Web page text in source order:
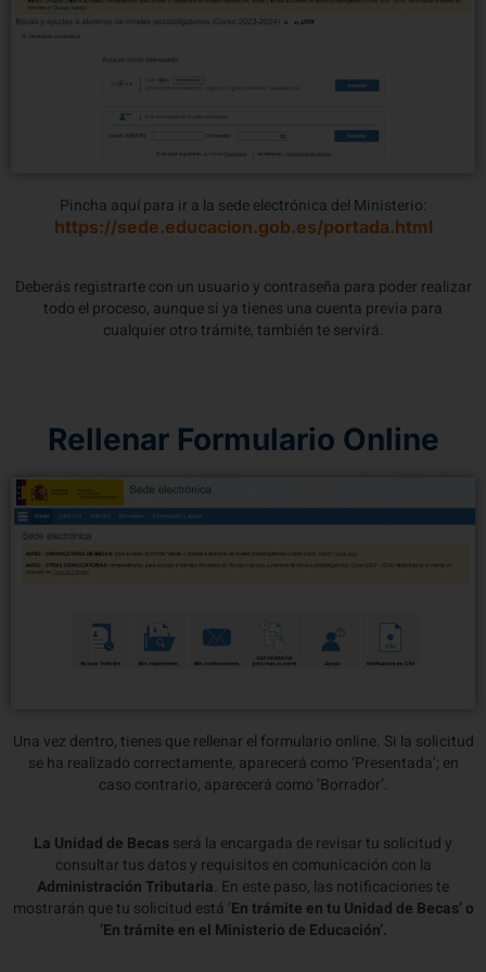
Pincha aquí para ir a la sede electrónica del Ministerio:
https://sede.educacion.gob.es/portada.html
Deberás registrarte con un usuario y contraseña para poder realizar
todo el proceso, aunque si ya tienes una cuenta previa para
cualquier otro trámite, también te servirá.
Rellenar Formulario Online
Una vez dentro, tienes que rellenar el formulario online. Si la solicitud
se ha realizado correctamente, aparecerá como ‘Presentada’; en
caso contrario, aparecerá como ‘Borrador’.
La Unidad de Becas será la encargada de revisar tu solicitud y
consultar tus datos y requisitos en comunicación con la
Administración Tributaria. En este paso, las notificaciones te
mostrarán que tu solicitud está ‘En trámite en tu Unidad de Becas’ o
‘En trámite en el Ministerio de Educación’.